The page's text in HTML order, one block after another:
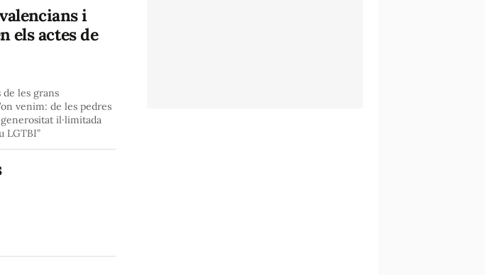
i
els actes de
de les grans
venim: de les pedres
il·limitada
LGTBI”